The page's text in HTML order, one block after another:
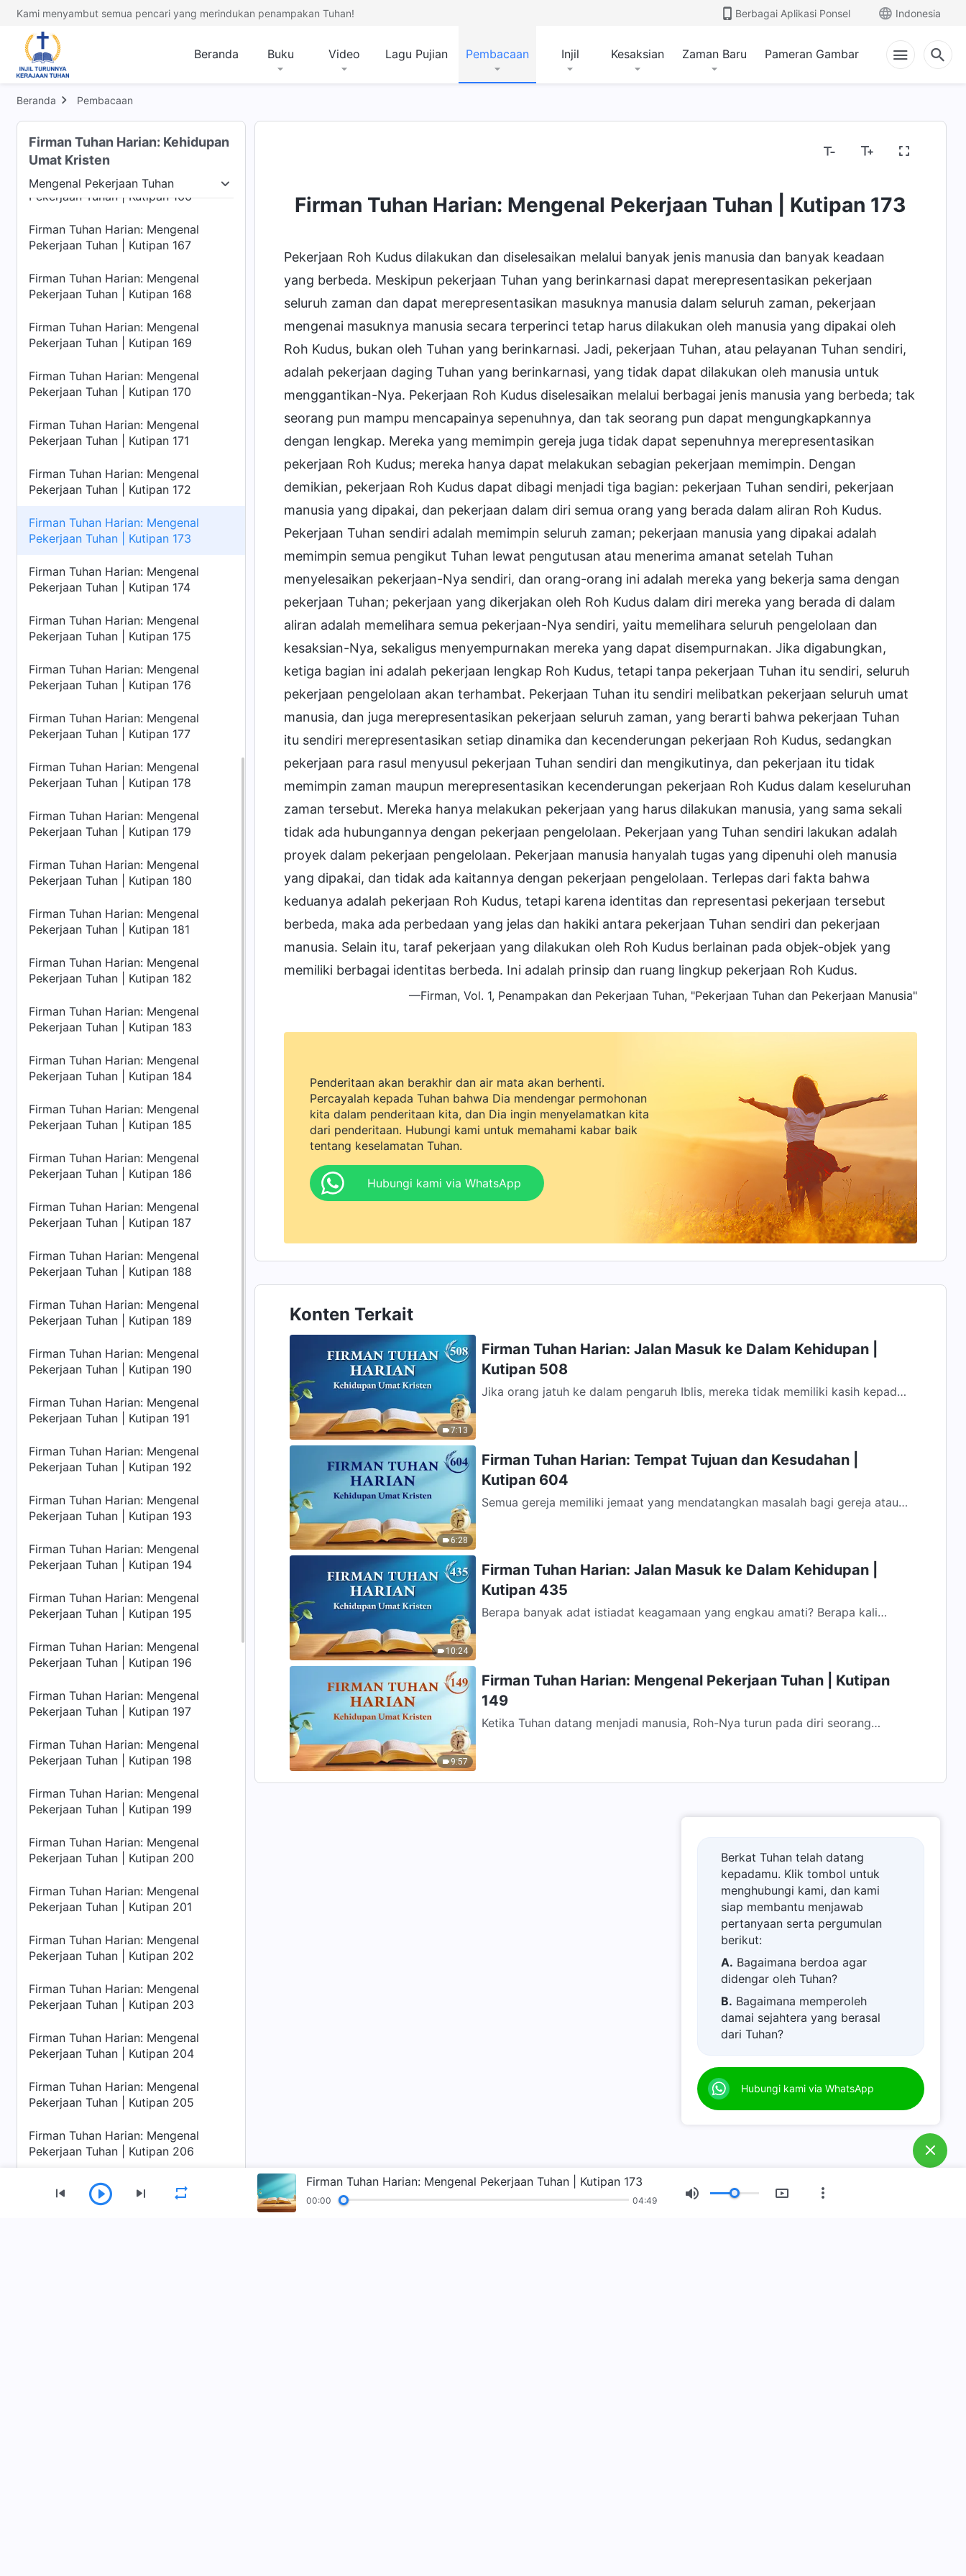
Kami menyambut semua pencari yang merindukan penampakan Tuhan! Berbagai Aplikasi Ponsel Indonesia
Beranda Buku Video Lagu Pujian Pembacaan Injil Kesaksian Zaman Baru Pameran Gambar
Beranda Pembacaan
Firman Tuhan Harian: Kehidupan
Umat Kristen
Mengenal Pekerjaan Tuhan
Mengenal Pekerjaan Tuhan Watak Tuhan dan Apa yang Dimiliki-Nya dan Siapa Dia Misteri Tentang Alkitab Menyingkapkan Gagasan
Firman Tuhan Harian: Mengenal
Pekerjaan Tuhan | Kutipan 163
Pekerjaan Tuhan | Kutipan 164
Pekerjaan Tuhan | Kutipan 165
Firman Tuhan Harian: Mengenal
Pekerjaan Tuhan | Kutipan 166
Firman Tuhan Harian: Mengenal
Pekerjaan Tuhan | Kutipan 167
Firman Tuhan Harian: Mengenal
Pekerjaan Tuhan | Kutipan 168
Firman Tuhan Harian: Mengenal
Pekerjaan Tuhan | Kutipan 169
Firman Tuhan Harian: Mengenal
Pekerjaan Tuhan | Kutipan 170
Firman Tuhan Harian: Mengenal
Pekerjaan Tuhan | Kutipan 171
Firman Tuhan Harian: Mengenal
Pekerjaan Tuhan | Kutipan 172
Firman Tuhan Harian: Mengenal
Pekerjaan Tuhan | Kutipan 173
Firman Tuhan Harian: Mengenal
Pekerjaan Tuhan | Kutipan 174
Firman Tuhan Harian: Mengenal
Pekerjaan Tuhan | Kutipan 175
Firman Tuhan Harian: Mengenal
Pekerjaan Tuhan | Kutipan 176
Firman Tuhan Harian: Mengenal
Pekerjaan Tuhan | Kutipan 177
Firman Tuhan Harian: Mengenal
Pekerjaan Tuhan | Kutipan 178
Firman Tuhan Harian: Mengenal
Pekerjaan Tuhan | Kutipan 179
Firman Tuhan Harian: Mengenal
Pekerjaan Tuhan | Kutipan 180
Firman Tuhan Harian: Mengenal
Pekerjaan Tuhan | Kutipan 181
Firman Tuhan Harian: Mengenal
Pekerjaan Tuhan | Kutipan 182
Firman Tuhan Harian: Mengenal
Pekerjaan Tuhan | Kutipan 183
Firman Tuhan Harian: Mengenal
Pekerjaan Tuhan | Kutipan 184
Firman Tuhan Harian: Mengenal
Pekerjaan Tuhan | Kutipan 185
Firman Tuhan Harian: Mengenal
Pekerjaan Tuhan | Kutipan 186
Firman Tuhan Harian: Mengenal
Pekerjaan Tuhan | Kutipan 187
Firman Tuhan Harian: Mengenal
Pekerjaan Tuhan | Kutipan 188
Firman Tuhan Harian: Mengenal
Pekerjaan Tuhan | Kutipan 189
Firman Tuhan Harian: Mengenal
Pekerjaan Tuhan | Kutipan 190
Firman Tuhan Harian: Mengenal
Pekerjaan Tuhan | Kutipan 191
Firman Tuhan Harian: Mengenal
Pekerjaan Tuhan | Kutipan 192
Firman Tuhan Harian: Mengenal
Pekerjaan Tuhan | Kutipan 193
Firman Tuhan Harian: Mengenal
Pekerjaan Tuhan | Kutipan 194
Firman Tuhan Harian: Mengenal
Pekerjaan Tuhan | Kutipan 195
Firman Tuhan Harian: Mengenal
Pekerjaan Tuhan | Kutipan 196
Firman Tuhan Harian: Mengenal
Pekerjaan Tuhan | Kutipan 197
Firman Tuhan Harian: Mengenal
Pekerjaan Tuhan | Kutipan 198
Firman Tuhan Harian: Mengenal
Pekerjaan Tuhan | Kutipan 199
Firman Tuhan Harian: Mengenal
Pekerjaan Tuhan | Kutipan 200
Firman Tuhan Harian: Mengenal
Pekerjaan Tuhan | Kutipan 201
Firman Tuhan Harian: Mengenal
Pekerjaan Tuhan | Kutipan 202
Firman Tuhan Harian: Mengenal
Pekerjaan Tuhan | Kutipan 203
Firman Tuhan Harian: Mengenal
Pekerjaan Tuhan | Kutipan 204
Firman Tuhan Harian: Mengenal
Pekerjaan Tuhan | Kutipan 205
Firman Tuhan Harian: Mengenal
Pekerjaan Tuhan | Kutipan 206
Firman Tuhan Harian: Mengenal
Pekerjaan Tuhan | Kutipan 207
Firman Tuhan Harian: Mengenal Pekerjaan Tuhan | Kutipan 173
Pekerjaan Roh Kudus dilakukan dan diselesaikan melalui banyak jenis manusia dan banyak keadaan
yang berbeda. Meskipun pekerjaan Tuhan yang berinkarnasi dapat merepresentasikan pekerjaan
seluruh zaman dan dapat merepresentasikan masuknya manusia dalam seluruh zaman, pekerjaan
mengenai masuknya manusia secara terperinci tetap harus dilakukan oleh manusia yang dipakai oleh
Roh Kudus, bukan oleh Tuhan yang berinkarnasi. Jadi, pekerjaan Tuhan, atau pelayanan Tuhan sendiri,
adalah pekerjaan daging Tuhan yang berinkarnasi, yang tidak dapat dilakukan oleh manusia untuk
menggantikan-Nya. Pekerjaan Roh Kudus diselesaikan melalui berbagai jenis manusia yang berbeda; tak
seorang pun mampu mencapainya sepenuhnya, dan tak seorang pun dapat mengungkapkannya
dengan lengkap. Mereka yang memimpin gereja juga tidak dapat sepenuhnya merepresentasikan
pekerjaan Roh Kudus; mereka hanya dapat melakukan sebagian pekerjaan memimpin. Dengan
demikian, pekerjaan Roh Kudus dapat dibagi menjadi tiga bagian: pekerjaan Tuhan sendiri, pekerjaan
manusia yang dipakai, dan pekerjaan dalam diri semua orang yang berada dalam aliran Roh Kudus.
Pekerjaan Tuhan sendiri adalah memimpin seluruh zaman; pekerjaan manusia yang dipakai adalah
memimpin semua pengikut Tuhan lewat pengutusan atau menerima amanat setelah Tuhan
menyelesaikan pekerjaan-Nya sendiri, dan orang-orang ini adalah mereka yang bekerja sama dengan
pekerjaan Tuhan; pekerjaan yang dikerjakan oleh Roh Kudus dalam diri mereka yang berada di dalam
aliran adalah memelihara semua pekerjaan-Nya sendiri, yaitu memelihara seluruh pengelolaan dan
kesaksian-Nya, sekaligus menyempurnakan mereka yang dapat disempurnakan. Jika digabungkan,
ketiga bagian ini adalah pekerjaan lengkap Roh Kudus, tetapi tanpa pekerjaan Tuhan itu sendiri, seluruh
pekerjaan pengelolaan akan terhambat. Pekerjaan Tuhan itu sendiri melibatkan pekerjaan seluruh umat
manusia, dan juga merepresentasikan pekerjaan seluruh zaman, yang berarti bahwa pekerjaan Tuhan
itu sendiri merepresentasikan setiap dinamika dan kecenderungan pekerjaan Roh Kudus, sedangkan
pekerjaan para rasul menyusul pekerjaan Tuhan sendiri dan mengikutinya, dan pekerjaan itu tidak
memimpin zaman maupun merepresentasikan kecenderungan pekerjaan Roh Kudus dalam keseluruhan
zaman tersebut. Mereka hanya melakukan pekerjaan yang harus dilakukan manusia, yang sama sekali
tidak ada hubungannya dengan pekerjaan pengelolaan. Pekerjaan yang Tuhan sendiri lakukan adalah
proyek dalam pekerjaan pengelolaan. Pekerjaan manusia hanyalah tugas yang dipenuhi oleh manusia
yang dipakai, dan tidak ada kaitannya dengan pekerjaan pengelolaan. Terlepas dari fakta bahwa
keduanya adalah pekerjaan Roh Kudus, tetapi karena identitas dan representasi pekerjaan tersebut
berbeda, maka ada perbedaan yang jelas dan hakiki antara pekerjaan Tuhan sendiri dan pekerjaan
manusia. Selain itu, taraf pekerjaan yang dilakukan oleh Roh Kudus berlainan pada objek-objek yang
memiliki berbagai identitas berbeda. Ini adalah prinsip dan ruang lingkup pekerjaan Roh Kudus.
—Firman, Vol. 1, Penampakan dan Pekerjaan Tuhan, "Pekerjaan Tuhan dan Pekerjaan Manusia"
Penderitaan akan berakhir dan air mata akan berhenti.
Percayalah kepada Tuhan bahwa Dia mendengar permohonan
kita dalam penderitaan kita, dan Dia ingin menyelamatkan kita
dari penderitaan. Hubungi kami untuk memahami kabar baik
tentang keselamatan Tuhan.
Hubungi kami via WhatsApp
Konten Terkait
7:13
Firman Tuhan Harian: Jalan Masuk ke Dalam Kehidupan |
Kutipan 508
Jika orang jatuh ke dalam pengaruh Iblis, mereka tidak memiliki kasih kepada
6:28
Firman Tuhan Harian: Tempat Tujuan dan Kesudahan |
Kutipan 604
Semua gereja memiliki jemaat yang mendatangkan masalah bagi gereja atau
10:24
Firman Tuhan Harian: Jalan Masuk ke Dalam Kehidupan |
Kutipan 435
Berapa banyak adat istiadat keagamaan yang engkau amati? Berapa kali
9:57
Firman Tuhan Harian: Mengenal Pekerjaan Tuhan | Kutipan
149
Ketika Tuhan datang menjadi manusia, Roh-Nya turun pada diri seorang
Berkat Tuhan telah datang
kepadamu. Klik tombol untuk
menghubungi kami, dan kami
siap membantu menjawab
pertanyaan serta pergumulan
berikut:
A. Bagaimana berdoa agar
didengar oleh Tuhan?
B. Bagaimana memperoleh
damai sejahtera yang berasal
dari Tuhan?
D.
Belajar firman Tuhan dan
semakin dekat kepada Tuhan.
F.Bagaimana melepaskan diri
Hubungi kami via WhatsApp
Firman Tuhan Harian: Mengenal Pekerjaan Tuhan | Kutipan 173
00:00 04:49